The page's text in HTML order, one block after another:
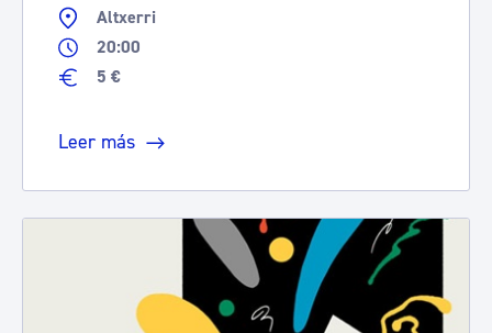
Altxerri
20:00
5 €
Leer más